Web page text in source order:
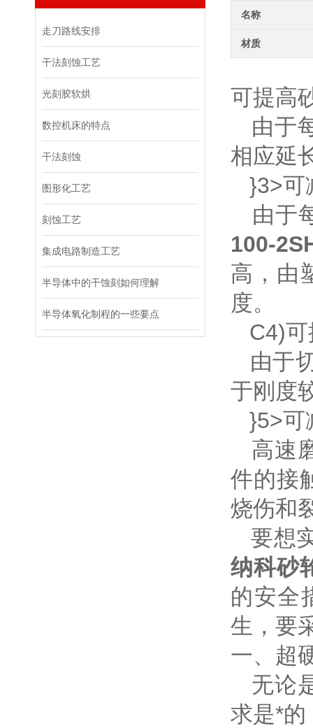
走刀路线安排
干法刻蚀工艺
光刻胶软烘
数控机床的特点
干法刻蚀
图形化工艺
刻蚀工艺
集成电路制造工艺
半导体中的干蚀刻如何理解
半导体氧化制程的一些要点
名称
材质
可提高
由于
相应延
}3>可
由于
100-
高，由
度。
C4)可
由于
于刚度
}5>可
高速
件的接
烧伤和
要想
纳科砂
的安全
生，要
一、超
无论
求是*的